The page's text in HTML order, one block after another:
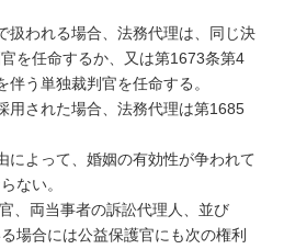
扱われる場合、法務代理は、同じ決
を任命するか、又は第1673条第4
う単独裁判官を任命する。
用された場合、法務代理は第1685
によって、婚姻の有効性が争われて
ない。
、両当事者の訴訟代理人、並び
場合には公益保護官にも次の権利